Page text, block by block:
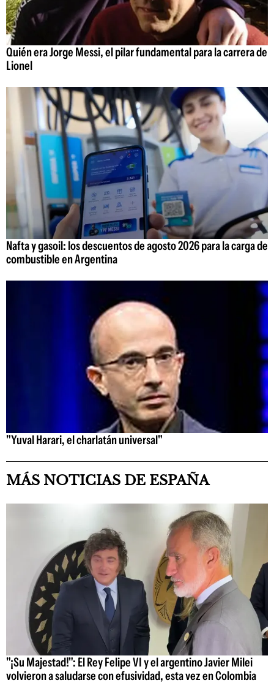
Quién era Jorge Messi, el pilar fundamental para la carrera de
Lionel
Nafta y gasoil: los descuentos de agosto 2026 para la carga de
combustible en Argentina
"Yuval Harari, el charlatán universal"
MÁS NOTICIAS DE ESPAÑA
"¡Su Majestad!": El Rey Felipe VI y el argentino Javier Milei
volvieron a saludarse con efusividad, esta vez en Colombia